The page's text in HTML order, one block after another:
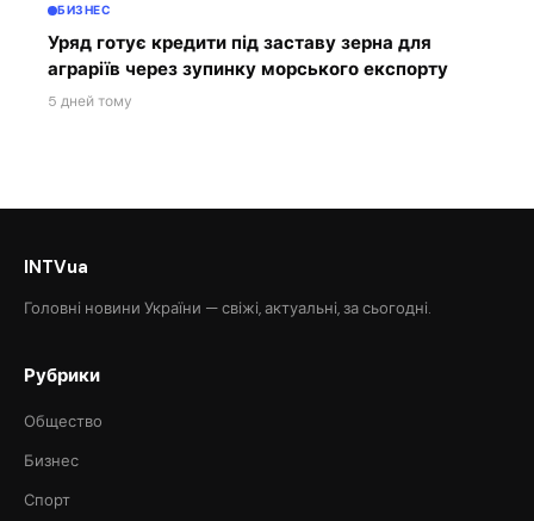
БИЗНЕС
Уряд готує кредити під заставу зерна для
аграріїв через зупинку морського експорту
5 дней тому
INTVua
Головні новини України — свіжі, актуальні, за сьогодні.
Рубрики
Общество
Бизнес
Спорт